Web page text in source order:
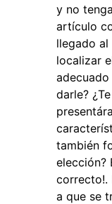
y no
artículo
llegado al
localizar
darle?
también
elección?
correcto!.
a que se